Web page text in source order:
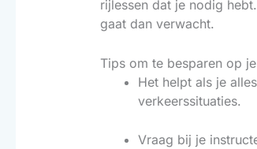
rijlessen dat je nodig
gaat dan verwacht.
Tips om te besparen op
Het helpt als je
verkeerssituaties.
Vraag bij je